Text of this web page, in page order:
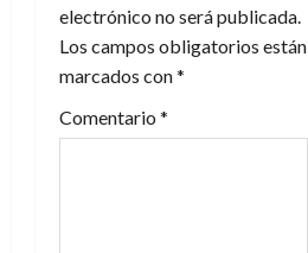
electrónico no será publicada.
Los campos obligatorios están
marcados con*
Comentario *